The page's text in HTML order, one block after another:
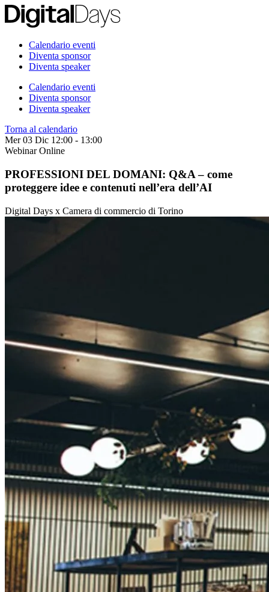
Calendario eventi
Diventa sponsor
Diventa speaker
Calendario eventi
Diventa sponsor
Diventa speaker
Torna al calendario
Mer 03 Dic 12:00 - 13:00
Webinar Online
PROFESSIONI DEL DOMANI: Q&A – come
proteggere idee e contenuti nell’era dell’AI
Digital Days x Camera di commercio di Torino